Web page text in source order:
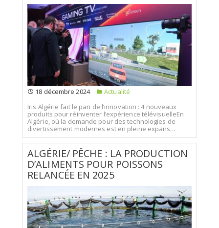
18 décembre 2024
Actualité
Iris Algérie fait le pari de l’innovation : 4 nouveaux
produits pour réinventer l’expérience télévisuelleEn
Algérie, où la demande pour des technologies de
divertissement modernes est en pleine expans...
ALGÉRIE/ PÊCHE : LA PRODUCTION
D’ALIMENTS POUR POISSONS
RELANCÉE EN 2025